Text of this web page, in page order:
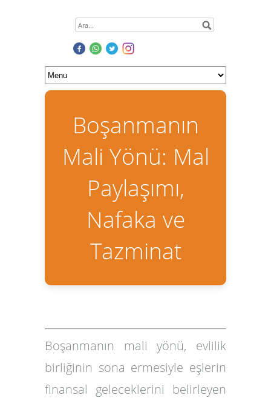
Boşanmanın
Mali Yönü: Mal
Paylaşımı,
Nafaka ve
Tazminat
Boşanmanın mali yönü, evlilik
birliğinin sona ermesiyle eşlerin
finansal geleceklerini belirleyen